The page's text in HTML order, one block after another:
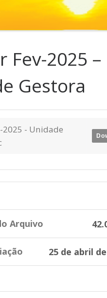
Fev-2025 –
Gestora
2025 - Unidade
Arquivo
25 de abril